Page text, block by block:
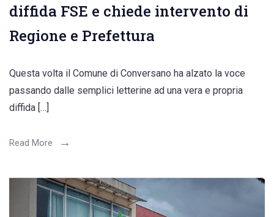
diffida FSE e chiede intervento di
Regione e Prefettura
Questa volta il Comune di Conversano ha alzato la voce
passando dalle semplici letterine ad una vera e propria
diffida […]
Read More